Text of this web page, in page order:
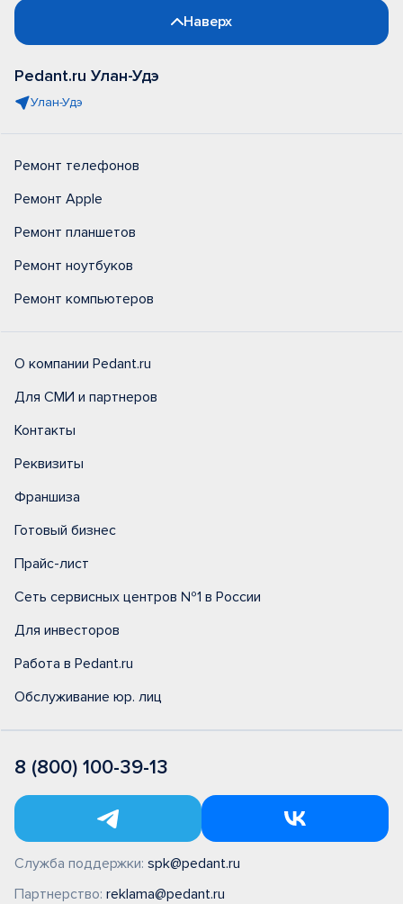
Наверх
Pedant.ru Улан-Удэ
Улан-Удэ
Ремонт телефонов
Ремонт Apple
Ремонт планшетов
Ремонт ноутбуков
Ремонт компьютеров
О компании Pedant.ru
Для СМИ и партнеров
Контакты
Реквизиты
Франшиза
Готовый бизнес
Прайс-лист
Сеть сервисных центров №1 в России
Для инвесторов
Работа в Pedant.ru
Обслуживание юр. лиц
8 (800) 100-39-13
Служба поддержки: spk@pedant.ru
Партнерство: reklama@pedant.ru